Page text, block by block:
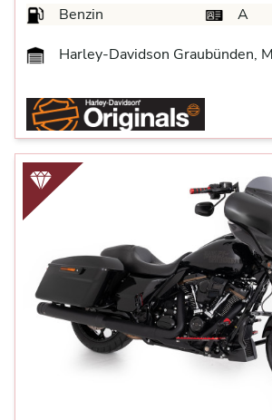
Benzin
A
Harley-Davidson Graubünden,